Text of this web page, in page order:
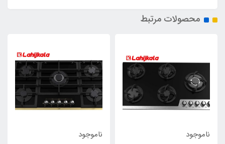
محصولات مرتبط
ناموجود ناموجود